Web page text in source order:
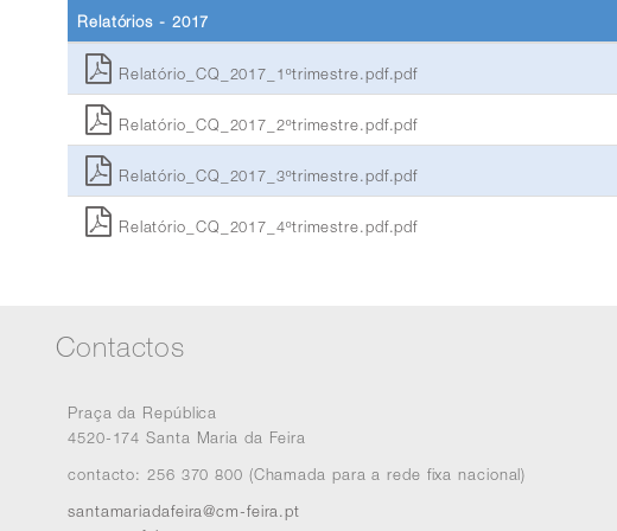
Relatórios - 2017
Relatório_CQ_2017_1ºtrimestre.pdf.pdf
Relatório_CQ_2017_2ºtrimestre.pdf.pdf
Relatório_CQ_2017_3ºtrimestre.pdf.pdf
Relatório_CQ_2017_4ºtrimestre.pdf.pdf
Contactos
Praça da República
4520-174 Santa Maria da Feira
contacto: 256 370 800 (Chamada para a rede fixa nacional)
santamariadafeira@cm-feira.pt